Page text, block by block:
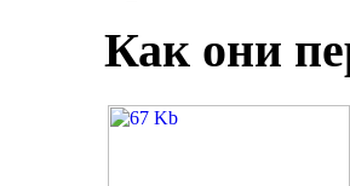
Как они